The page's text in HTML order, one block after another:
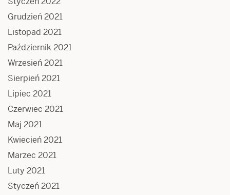
Grudzień 2021
Listopad 2021
Październik 2021
Wrzesień 2021
Sierpień 2021
Lipiec 2021
Czerwiec 2021
Maj 2021
Kwiecień 2021
Marzec 2021
Luty 2021
Styczeń 2021